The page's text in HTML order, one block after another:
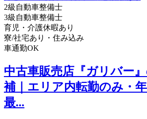
2級自動車整備士
3級自動車整備士
育児・介護休暇あり
寮/社宅あり・住み込み
車通勤OK
中古車販売店『ガリバー
補｜エリア内転勤のみ・年
最...